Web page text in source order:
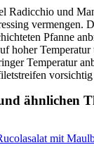
Radicchio und
vermengen.
Pfanne
hoher
Temperatur
ähnlichen
mit